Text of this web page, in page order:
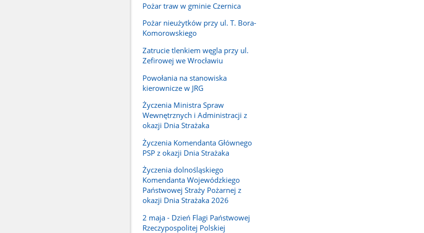
Pożar traw w gminie Czernica
Pożar nieużytków przy ul. T. Bora-
Komorowskiego
Zatrucie tlenkiem węgla przy ul.
Zefirowej we Wrocławiu
Powołania na stanowiska
kierownicze w JRG
Życzenia Ministra Spraw
Wewnętrznych i Administracji z
okazji Dnia Strażaka
Życzenia Komendanta Głównego
PSP z okazji Dnia Strażaka
Życzenia dolnośląskiego
Komendanta Wojewódzkiego
Państwowej Straży Pożarnej z
okazji Dnia Strażaka 2026
2 maja - Dzień Flagi Państwowej
Rzeczypospolitej Polskiej